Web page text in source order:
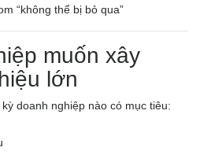
“không thể bị bỏ qua”
muốn xây
lớn
doanh nghiệp nào có mục tiêu: